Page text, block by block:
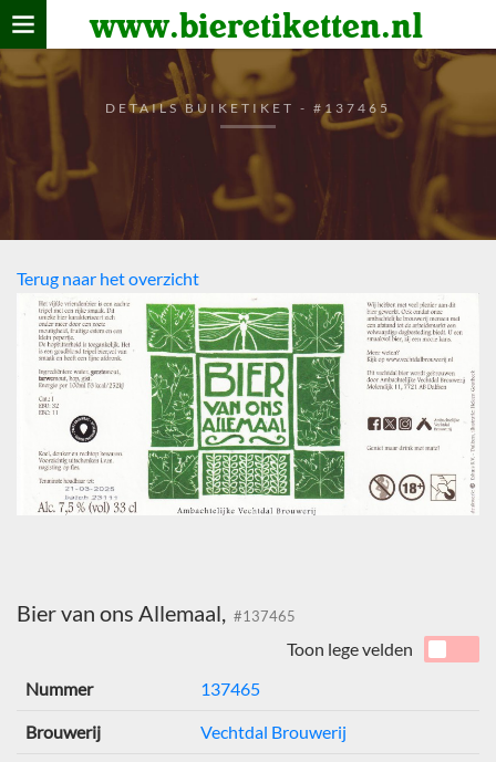
www.bieretiketten.nl
Home
verzamelen
De bierkaart
Bezoekers
DETAILS BUIKETIKET - #137465
Terug naar het overzicht
Bier van ons Allemaal, #137465
Toon lege velden
Nummer
137465
Brouwerij Vechtdal Brouwerij